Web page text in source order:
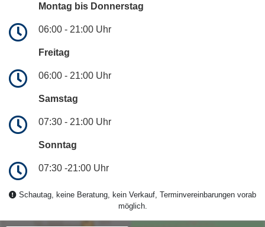
Montag bis Donnerstag
06:00 - 21:00 Uhr
Freitag
06:00 - 21:00 Uhr
Samstag
07:30 - 21:00 Uhr
Sonntag
07:30 -21:00 Uhr
Schautag, keine Beratung, kein Verkauf, Terminvereinbarungen vorab
möglich.